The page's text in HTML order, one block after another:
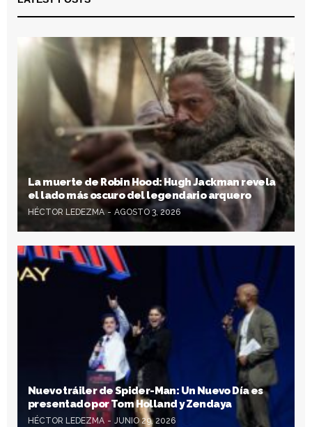
La muerte de Robin Hood: Hugh Jackman revela
el lado más oscuro del legendario arquero
HÉCTOR LEDEZMA AGOSTO 3, 2026
Nuevo tráiler de Spider-Man: Un Nuevo Día es
presentado por Tom Holland y Zendaya
HÉCTOR LEDEZMA JUNIO 29, 2026